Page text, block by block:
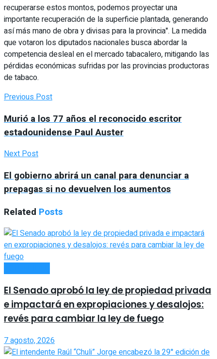
recuperarse estos montos, podemos proyectar una
importante recuperación de la superficie plantada, generando
así más mano de obra y divisas para la provincia". La medida
que votaron los diputados nacionales busca abordar la
competencia desleal en el mercado tabacalero, mitigando las
pérdidas económicas sufridas por las provincias productoras
de tabaco.
Previous Post
Murió a los 77 años el reconocido escritor
estadounidense Paul Auster
Next Post
El gobierno abrirá un canal para denunciar a
prepagas si no devuelven los aumentos
Related Posts
El Senado aprobó la ley de propiedad privada
e impactará en expropiaciones y desalojos:
revés para cambiar la ley de fuego
7 agosto, 2026